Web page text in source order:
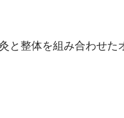
と整体を組み合わせた